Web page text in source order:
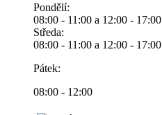
Pondělí:
08:00 - 11:00 a 12:00 - 17:00
Středa:
08:00 - 11:00 a 12:00 - 17:00
Pátek:
08:00 - 12:00